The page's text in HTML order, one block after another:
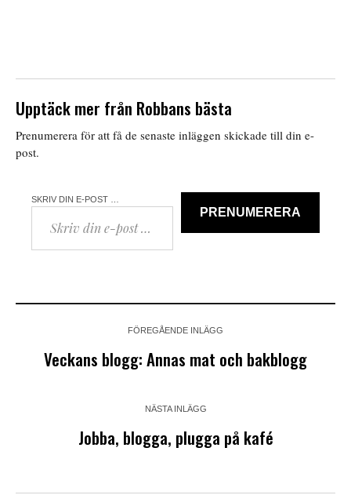
Upptäck mer från Robbans bästa
Prenumerera för att få de senaste inläggen skickade till din e-
post.
SKRIV DIN E-POST …
PRENUMERERA
FÖREGÅENDE INLÄGG
Veckans blogg: Annas mat och bakblogg
NÄSTA INLÄGG
Jobba, blogga, plugga på kafé